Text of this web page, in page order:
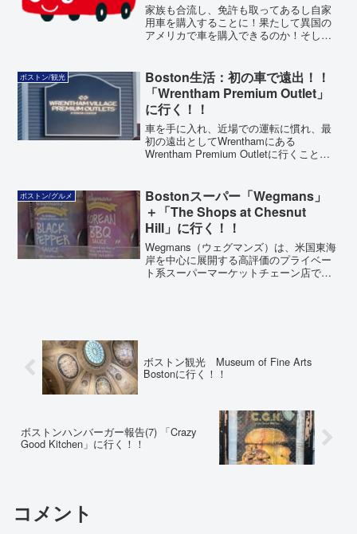
家族も合流し、免許も取ってあるし自家
用車を購入することに！果たして異国の
アメリカで車を購入できるのか！そして
ボストン/観光
Boston生活：初の車で遠出！！
「Wrentham Premium Outlet」
に行く！！
車を手に入れ、近場での運転に慣れ、最
初の遠出としてWrenthamにある
Wrentham Premium Outletに行くことに
キーウェア）を買うことにしました。真
逆の季節、時期に買うのは安く済ませた
い、という元々の習慣ですが。1時間ほど
の遠出ですが無事に行けるのか？
ボストン/グルメ
Bostonスーパー「Wegmans」
＋「The Shops at Chesnut
Hill」に行く！！
Wegmans（ウェグマンズ）は、米国東海
岸を中心に展開する高評価のプライベー
ト系スーパーマーケットチェーン店で、
にも寄ってみました。
ボストン観光 Museum of Fine Arts
Bostonに行く！！
ボストンハンバーガー報告(7) 「Crazy
Good Kitchen」に行く！！
コメント